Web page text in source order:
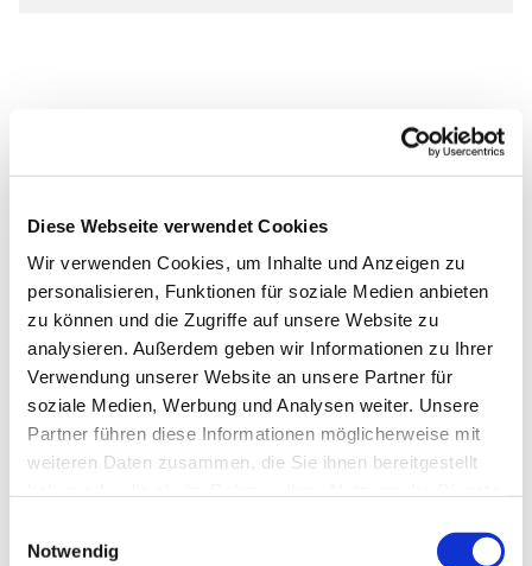
Diese Webseite verwendet Cookies
Wir verwenden Cookies, um Inhalte und Anzeigen zu
personalisieren, Funktionen für soziale Medien anbieten
zu können und die Zugriffe auf unsere Website zu
analysieren. Außerdem geben wir Informationen zu Ihrer
Verwendung unserer Website an unsere Partner für
soziale Medien, Werbung und Analysen weiter. Unsere
Partner führen diese Informationen möglicherweise mit
weiteren Daten zusammen, die Sie ihnen bereitgestellt
NotwendigDies könnte Sie auch